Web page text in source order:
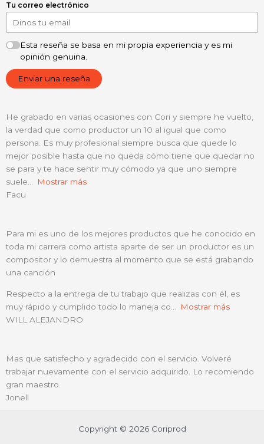
Tu correo electrónico
Esta reseña se basa en mi propia experiencia y es mi
opinión genuina.
Enviar una reseña
He grabado en varias ocasiones con Cori y siempre he vuelto,
la verdad que como productor un 10 al igual que como
persona. Es muy profesional siempre busca que quede lo
mejor posible hasta que no queda cómo tiene que quedar no
se para y te hace sentir muy cómodo ya que uno siempre
suele
Mostrar más
Facu
Para mi es uno de los mejores productos que he conocido en
toda mi carrera como artista aparte de ser un productor es un
compositor y lo demuestra al momento que se está grabando
una canción
Respecto a la entrega de tu trabajo que realizas con él, es
muy rápido y cumplido todo lo maneja co
Mostrar más
WILL ALEJANDRO
Mas que satisfecho y agradecido con el servicio. Volveré
trabajar nuevamente con el servicio adquirido. Lo recomiendo
gran maestro.
Jonell
Copyright © 2026 Coriprod